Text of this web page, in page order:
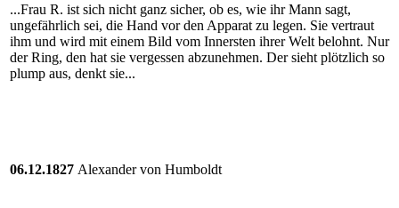
...Frau R. ist sich nicht ganz sicher, ob es, wie ihr Mann sagt,
ungefährlich sei, die Hand vor den Apparat zu legen. Sie vertraut
ihm und wird mit einem Bild vom Innersten ihrer Welt belohnt. Nur
der Ring, den hat sie vergessen abzunehmen. Der sieht plötzlich so
plump aus, denkt sie...
06.12.1827 Alexander von Humboldt